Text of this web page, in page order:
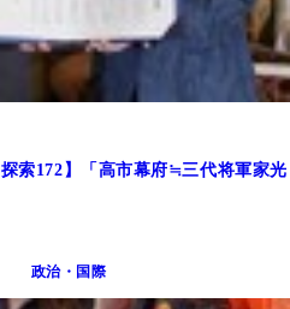
索172】「高市幕府≒三代将軍家光
政治・国際